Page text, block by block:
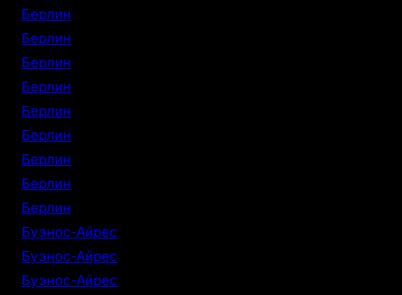
Берлин
Берлин
Берлин
Берлин
Берлин
Берлин
Берлин
Берлин
Берлин
Буэнос-Айрес
Буэнос-Айрес
Буэнос-Айрес